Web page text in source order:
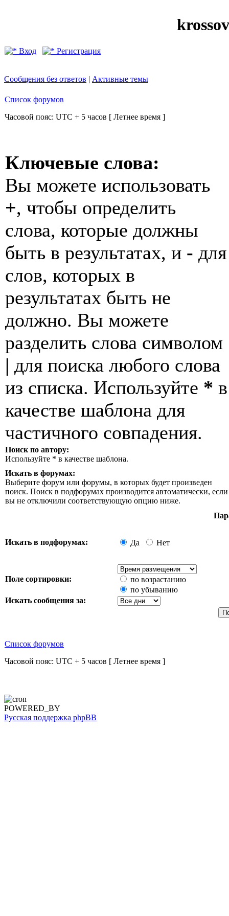
Вход Регистрация
Сообщения без ответов | Активные темы
Список форумов
Часовой пояс: UTC + 5 часов [ Летнее время ]
Ключевые слова:
Вы можете использовать
+, чтобы определить
слова, которые должны
быть в результатах, и - для
слов, которых в
результатах быть не
должно. Вы можете
разделить слова символом
| для поиска любого слова
из списка. Используйте * в
качестве шаблона для
частичного совпадения.
Поиск по автору:
Используйте * в качестве шаблона.
Искать в форумах:
Выберите форум или форумы, в которых будет произведен
поиск. Поиск в подфорумах производится автоматически, если
вы не отключили соответствующую опцию ниже.
Искать в подфорумах: Да Нет
Поле сортировки:
по возрастанию
по убыванию
Искать сообщения за:
Список форумов
Часовой пояс: UTC + 5 часов [ Летнее время ]
POWERED_BY
Русская поддержка phpBB